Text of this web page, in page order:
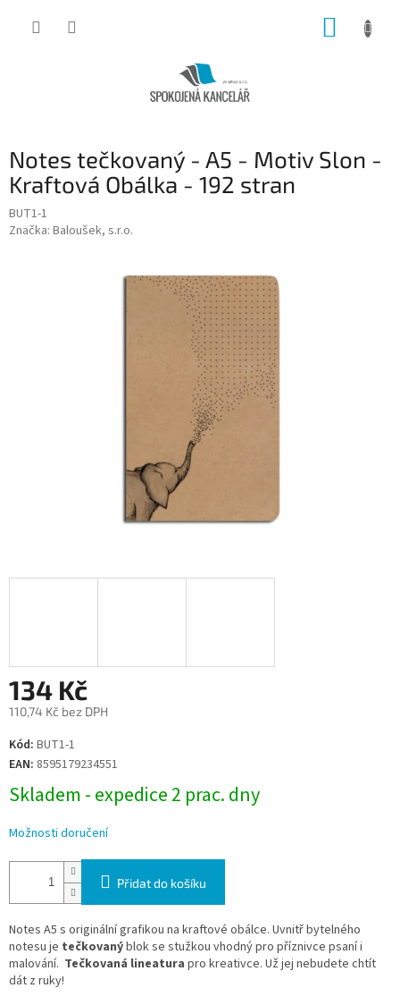
Notes tečkovaný - A5 - Motiv Slon -
Kraftová Obálka - 192 stran
BUT1-1
Značka: Baloušek, s.r.o.
134 Kč
110,74 Kč bez DPH
Měrná
cena:
Kód: BUT1-1
EAN: 8595179234551
Skladem - expedice 2 prac. dny
Možnosti doručení
Přidat do košíku
Notes A5 s originální grafikou na kraftové obálce. Uvnitř bytelného
notesu je tečkovanýblok se stužkou vhodný pro příznivce psaní i
malování. Tečkovaná lineatura pro kreativce. Už jej nebudete chtít
dát z ruky!